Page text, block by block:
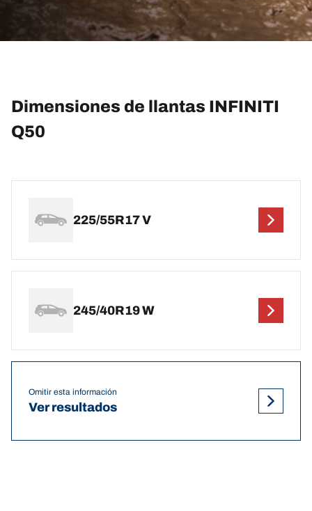
Dimensiones de llantas INFINITI
Q50
225/55R17 V
245/40R19 W
Omitir esta información
Ver resultados